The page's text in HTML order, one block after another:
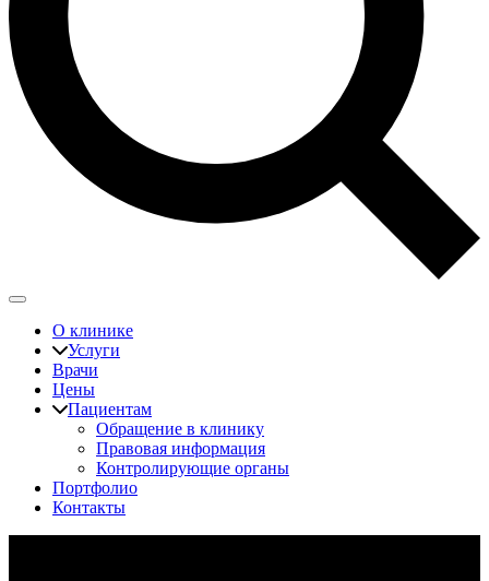
О клинике
Услуги
Врачи
Цены
Пациентам
Обращение в клинику
Правовая информация
Контролирующие органы
Портфолио
Контакты